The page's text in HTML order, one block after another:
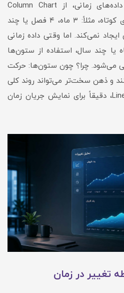
خیلی وقت‌ها برای نمایش داده‌های زمانی، از Column Chart
استفاده می‌شود. برای بازه‌های کوتاه، مثلاً: ۳ ماه، ۴ فصل یا چند
نمی‌کند. اما وقتی داده زمانی
می‌شود: ۱۲ماه، ۲۴ ماه یا چند سال، استفاده از ستون‌ها
می‌شود. چرا؟ چون ستون‌ها: حرکت
و ذهن سخت‌تر می‌تواند روند کلی
را ببیند. در حالی که Line Chart، دقیقاً برای نمایش جریان زمان
تغییر در زمان